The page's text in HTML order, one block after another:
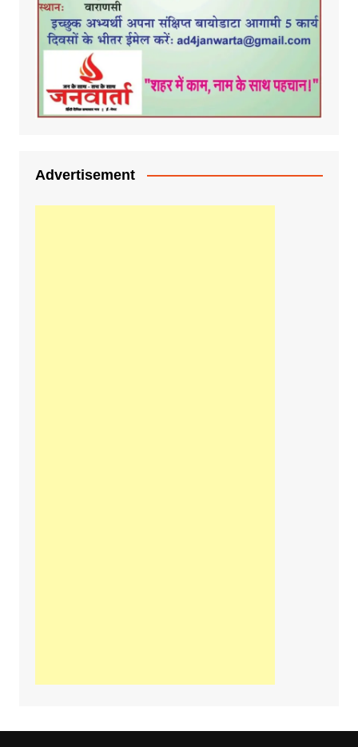
Advertisement